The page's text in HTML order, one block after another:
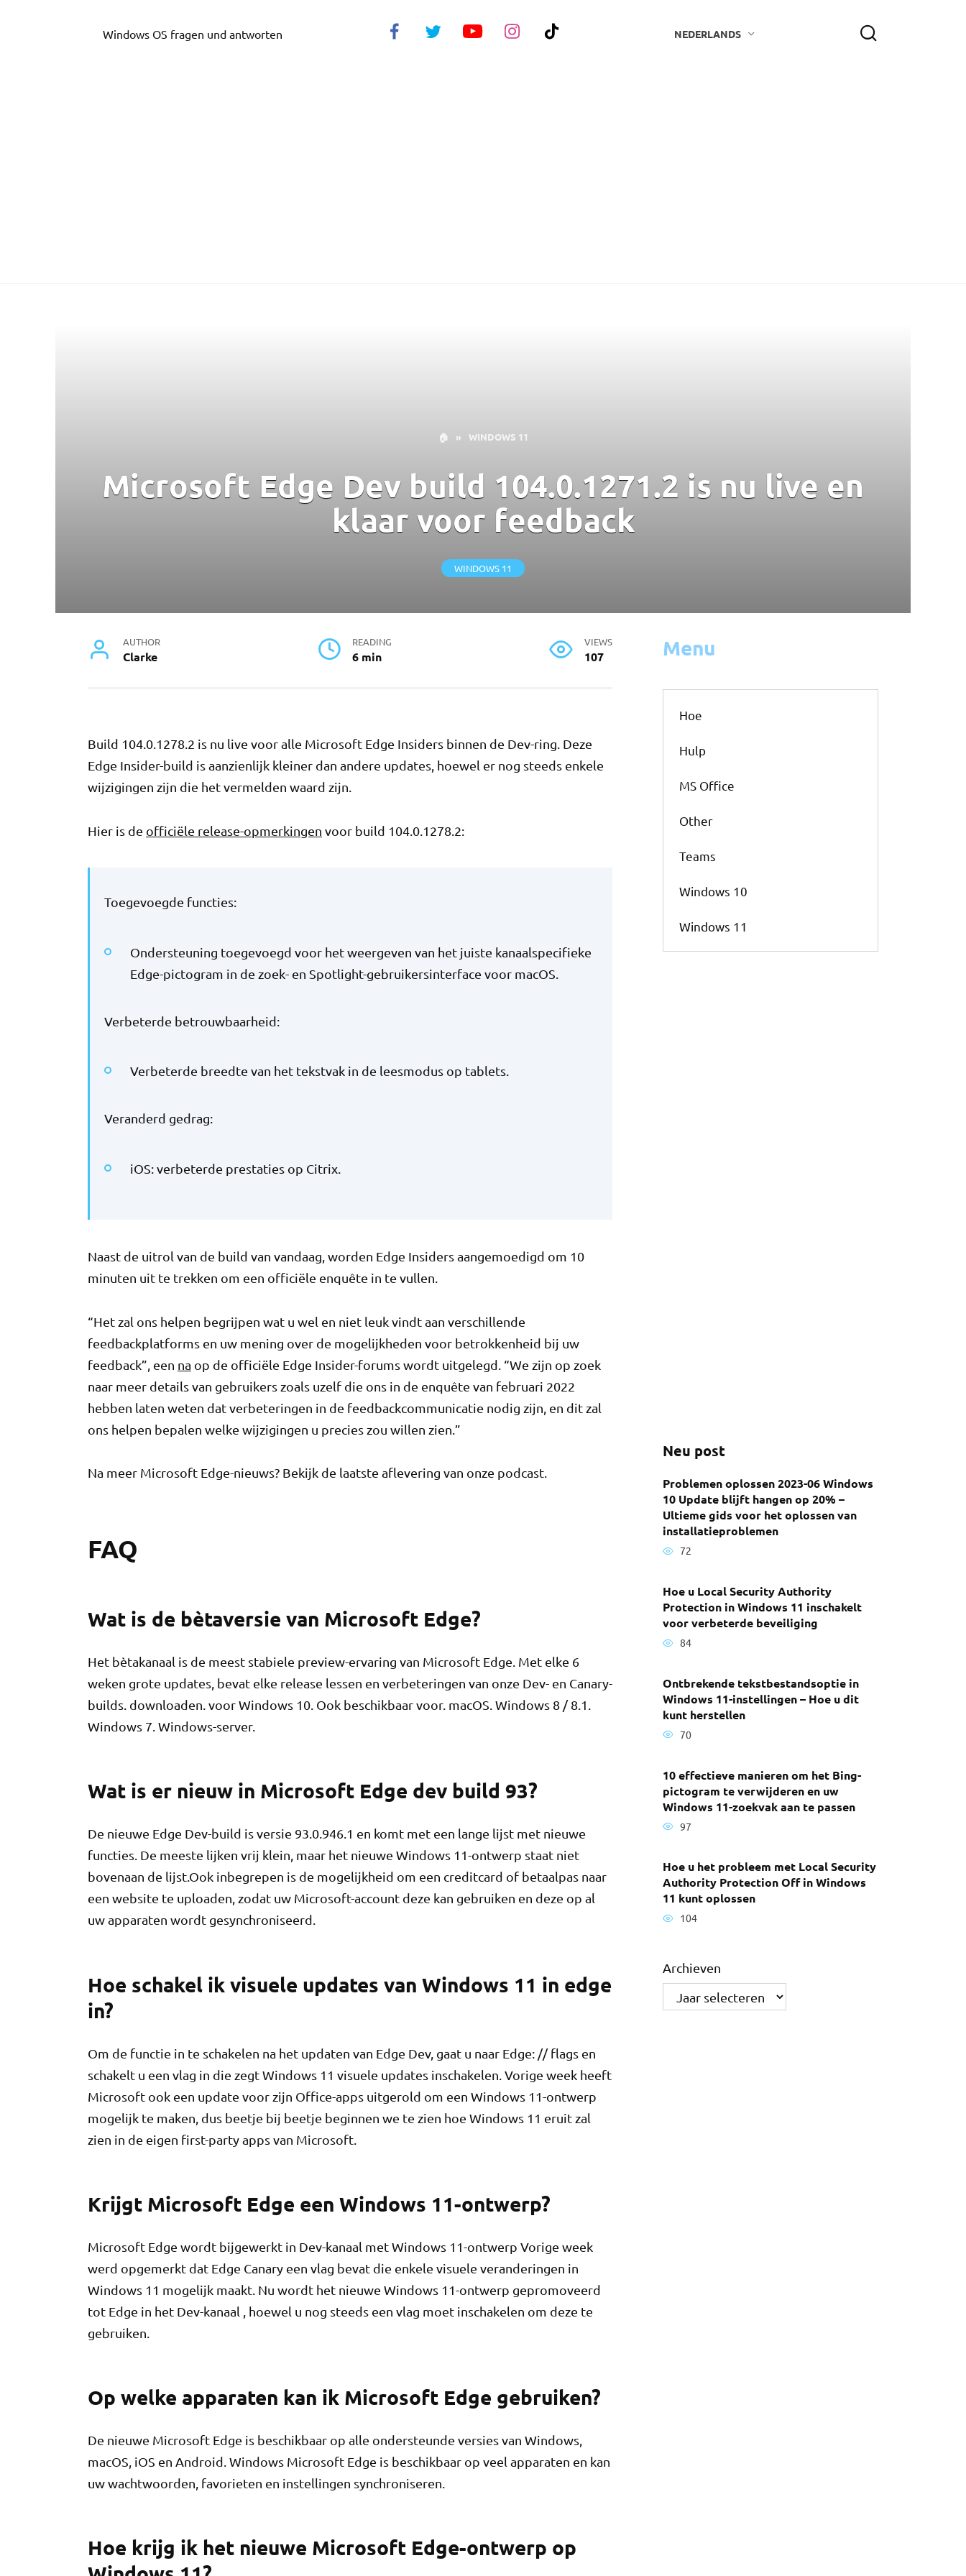
Windows OS fragen und antworten NEDERLANDS
🏠 » WINDOWS 11
Microsoft Edge Dev build 104.0.1271.2 is nu live en
klaar voor feedback
WINDOWS 11
AUTHOR
Clarke
READING
6 min
VIEWS
107
Build 104.0.1278.2 is nu live voor alle Microsoft Edge Insiders binnen de Dev-ring. Deze
Edge Insider-build is aanzienlijk kleiner dan andere updates, hoewel er nog steeds enkele
wijzigingen zijn die het vermelden waard zijn.
Hier is de officiële release-opmerkingen voor build 104.0.1278.2:
Toegevoegde functies:
Ondersteuning toegevoegd voor het weergeven van het juiste kanaalspecifieke
Edge-pictogram in de zoek- en Spotlight-gebruikersinterface voor macOS.
Verbeterde betrouwbaarheid:
Verbeterde breedte van het tekstvak in de leesmodus op tablets.
Veranderd gedrag:
iOS: verbeterde prestaties op Citrix.
Naast de uitrol van de build van vandaag, worden Edge Insiders aangemoedigd om 10
minuten uit te trekken om een ​​officiële enquête in te vullen.
“Het zal ons helpen begrijpen wat u wel en niet leuk vindt aan verschillende
feedbackplatforms en uw mening over de mogelijkheden voor betrokkenheid bij uw
feedback”, een na op de officiële Edge Insider-forums wordt uitgelegd. “We zijn op zoek
naar meer details van gebruikers zoals uzelf die ons in de enquête van februari 2022
hebben laten weten dat verbeteringen in de feedbackcommunicatie nodig zijn, en dit zal
ons helpen bepalen welke wijzigingen u precies zou willen zien.”
Na meer Microsoft Edge-nieuws? Bekijk de laatste aflevering van onze podcast.
FAQ
Wat is de bètaversie van Microsoft Edge?
Het bètakanaal is de meest stabiele preview-ervaring van Microsoft Edge. Met elke 6
weken grote updates, bevat elke release lessen en verbeteringen van onze Dev- en Canary-
builds. downloaden. voor Windows 10. Ook beschikbaar voor. macOS. Windows 8 / 8.1.
Windows 7. Windows-server.
Wat is er nieuw in Microsoft Edge dev build 93?
De nieuwe Edge Dev-build is versie 93.0.946.1 en komt met een lange lijst met nieuwe
functies. De meeste lijken vrij klein, maar het nieuwe Windows 11-ontwerp staat niet
bovenaan de lijst.Ook inbegrepen is de mogelijkheid om een ​​creditcard of betaalpas naar
een website te uploaden, zodat uw Microsoft-account deze kan gebruiken en deze op al
uw apparaten wordt gesynchroniseerd.
Hoe schakel ik visuele updates van Windows 11 in edge
in?
Om de functie in te schakelen na het updaten van Edge Dev, gaat u naar Edge: // flags en
schakelt u een vlag in die zegt Windows 11 visuele updates inschakelen. Vorige week heeft
Microsoft ook een update voor zijn Office-apps uitgerold om een ​​Windows 11-ontwerp
mogelijk te maken, dus beetje bij beetje beginnen we te zien hoe Windows 11 eruit zal
zien in de eigen first-party apps van Microsoft.
Krijgt Microsoft Edge een Windows 11-ontwerp?
Microsoft Edge wordt bijgewerkt in Dev-kanaal met Windows 11-ontwerp Vorige week
werd opgemerkt dat Edge Canary een vlag bevat die enkele visuele veranderingen in
Windows 11 mogelijk maakt. Nu wordt het nieuwe Windows 11-ontwerp gepromoveerd
tot Edge in het Dev-kanaal , hoewel u nog steeds een vlag moet inschakelen om deze te
gebruiken.
Op welke apparaten kan ik Microsoft Edge gebruiken?
De nieuwe Microsoft Edge is beschikbaar op alle ondersteunde versies van Windows,
macOS, iOS en Android. Windows Microsoft Edge is beschikbaar op veel apparaten en kan
uw wachtwoorden, favorieten en instellingen synchroniseren.
Hoe krijg ik het nieuwe Microsoft Edge-ontwerp op
Menu
Hoe
Hulp
MS Office
Other
Teams
Windows 10
Windows 11
Neu post
Problemen oplossen 2023-06 Windows
10 Update blijft hangen op 20% –
Ultieme gids voor het oplossen van
installatieproblemen
72
Hoe u Local Security Authority
Protection in Windows 11 inschakelt
voor verbeterde beveiliging
84
Ontbrekende tekstbestandsoptie in
Windows 11-instellingen – Hoe u dit
kunt herstellen
70
10 effectieve manieren om het Bing-
pictogram te verwijderen en uw
Windows 11-zoekvak aan te passen
97
Hoe u het probleem met Local Security
Authority Protection Off in Windows
11 kunt oplossen
104
Archieven